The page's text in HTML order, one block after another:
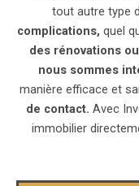
tout autre type
complications, quel
des rénovations
nous sommes
manière efficace et
de contact. Avec
immobilier